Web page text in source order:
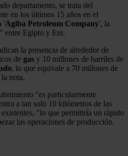
departamento, se trata del
en los últimos 15 años en el
'Agiba Petroleum Company', la
entre Egipto y Eni.
la presencia de alrededor de
de gas y 10 millones de barriles de
, lo que equivale a 70 millones de
nota.
"es particularmente
a tan solo 10 kilómetros de las
"lo que permitiría un rápido
las operaciones de producción.